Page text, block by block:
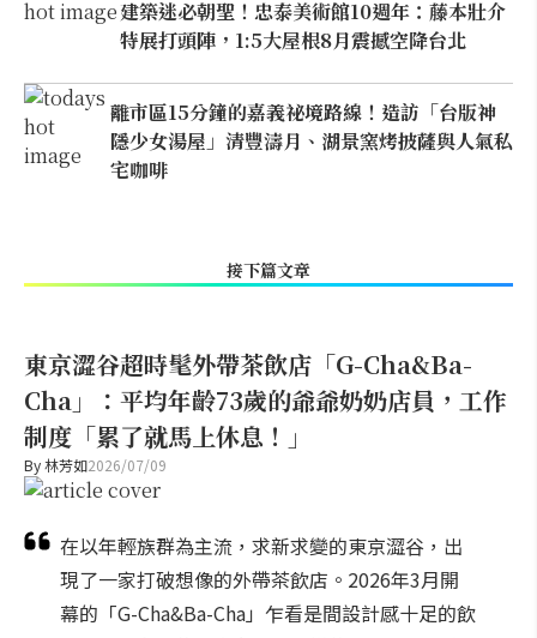
建築迷必朝聖！忠泰美術館10週年：藤本壯介
特展打頭陣，1:5大屋根8月震撼空降台北
離市區15分鐘的嘉義祕境路線！造訪「台版神
隱少女湯屋」清豐濤月、湖景窯烤披薩與人氣私
宅咖啡
接下篇文章
東京澀谷超時髦外帶茶飲店「G-Cha&Ba-
Cha」：平均年齡73歲的爺爺奶奶店員，工作
制度「累了就馬上休息！」
By林芳如2026/07/09
在以年輕族群為主流，求新求變的東京澀谷，出
現了一家打破想像的外帶茶飲店。2026年3月開
幕的「G-Cha&Ba-Cha」乍看是間設計感十足的飲